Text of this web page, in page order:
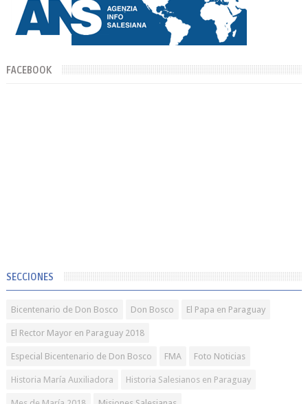
FACEBOOK
SECCIONES
Bicentenario de Don Bosco Don Bosco El Papa en Paraguay
El Rector Mayor en Paraguay 2018
Especial Bicentenario de Don Bosco FMA Foto Noticias
Historia María Auxiliadora Historia Salesianos en Paraguay